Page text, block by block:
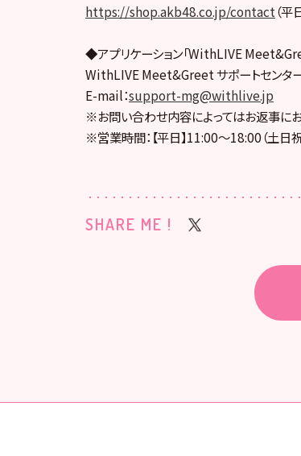
https://shop.akb48.co.jp/contact （
◆アプリケーション「WithLIVE
WithLIVE Meet&Greet サポートセンタ
E-mail：support-mg@withlive.jp
※お問い合わせ内容によってはお返事に
※営業時間：【平日】11:00〜18:00（土日
SHARE ME !